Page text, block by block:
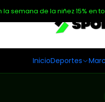
InicioDeportes
la semana de la niñez 15% en